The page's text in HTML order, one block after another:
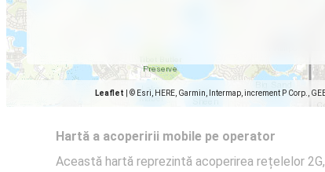
Leaflet © Esri, HERE, Garmin, Intermap, increment P Corp.,
Hartă a acoperirii mobile pe operator
Această hartă reprezintă acoperirea rețelelor 2G,